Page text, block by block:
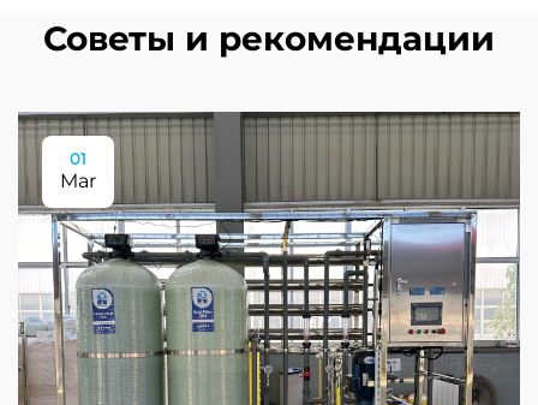
Советы и рекомендации
01
Mar